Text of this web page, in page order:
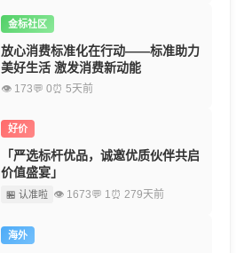
金标社区
放心消费标准化在行动——标准助力
美好生活 激发消费新动能
👁 173💬 0⏰ 5天前
好价
「严选标杆优品，诚邀优质伙伴共启
价值盛宴」
🏪 认准啦 👁 1673💬 1⏰ 279天前
海外